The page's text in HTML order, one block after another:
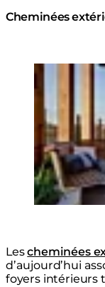
Cheminées
Loading
Lescheminées
d’aujourd’hui
foyers intérieurs